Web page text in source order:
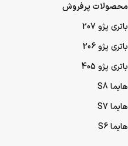
محصولات پرفروش
باتری پژو 207
باتری پژو 206
باتری پژو 405
هایما S8
هایما S7
هایما S6